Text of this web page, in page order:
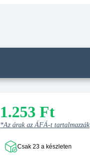
1.253 Ft
*Az árak az ÁFÁ-t tartalmazzák
Csak 23 a készleten